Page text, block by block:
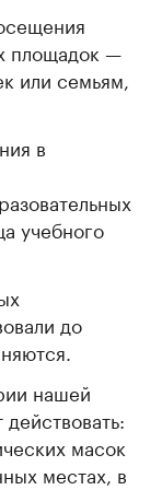
площадок —
или семьям,
в
учебного
до
нашей
масок
местах, в